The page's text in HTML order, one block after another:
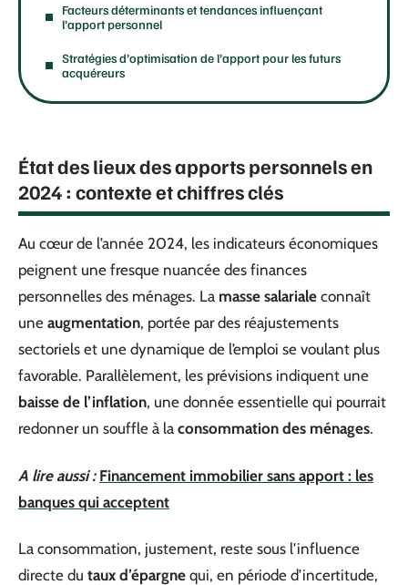
Facteurs déterminants et tendances influençant
l’apport personnel
Stratégies d’optimisation de l’apport pour les futurs
acquéreurs
État des lieux des apports personnels en
2024 : contexte et chiffres clés
Au cœur de l’année 2024, les indicateurs économiques
peignent une fresque nuancée des finances
personnelles des ménages. La masse salariale connaît
une augmentation, portée par des réajustements
sectoriels et une dynamique de l’emploi se voulant plus
favorable. Parallèlement, les prévisions indiquent une
baisse de l’inflation, une donnée essentielle qui pourrait
redonner un souffle à la consommation des ménages.
A lire aussi : Financement immobilier sans apport : les
banques qui acceptent
La consommation, justement, reste sous l’influence
directe du taux d’épargne qui, en période d’incertitude,